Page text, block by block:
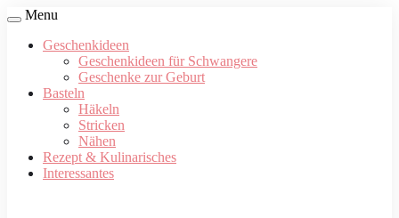
Menu
Geschenkideen
Geschenkideen für Schwangere
Geschenke zur Geburt
Basteln
Häkeln
Stricken
Nähen
Rezept & Kulinarisches
Interessantes